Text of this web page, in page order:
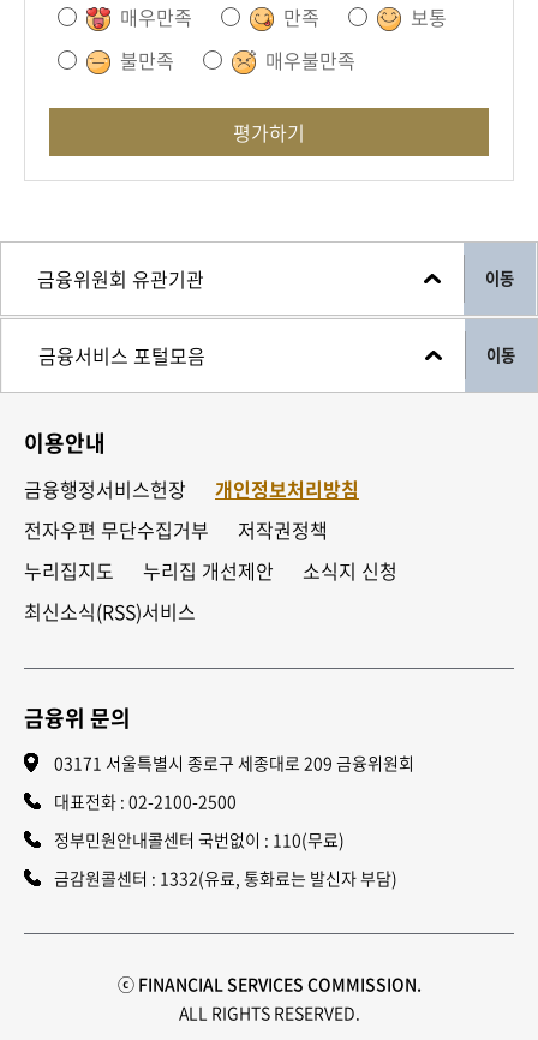
매우만족
만족
보통
불만족
매우불만족
평가하기
이동
이동
이용안내
금융행정서비스헌장
개인정보처리방침
전자우편 무단수집거부
저작권정책
누리집지도
누리집 개선제안
소식지 신청
최신소식(RSS)서비스
금융위 문의
03171 서울특별시 종로구 세종대로 209 금융위원회
대표전화 : 02-2100-2500
정부민원안내콜센터 국번없이 : 110(무료)
금감원콜센터 : 1332(유료, 통화료는 발신자 부담)
ⓒ FINANCIAL SERVICES COMMISSION.
ALL RIGHTS RESERVED.